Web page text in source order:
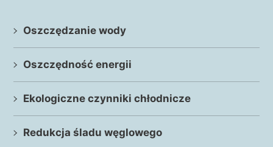
Oszczędzanie wody
Oszczędność energii
Ekologiczne czynniki chłodnicze
Redukcja śladu węglowego